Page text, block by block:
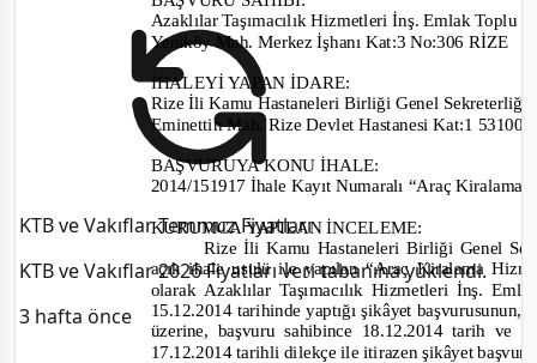
KTB ve Vakıflar Temmuz Fiyatları
KTB ve Vakıflar 2026 Fiyatları veri tabanına yüklendi.
3 hafta önce
Azaklılar Taşımacılık Hizmetleri İnş. Emlak Toplu
Yeniköy Mah. Merkez İşhanı Kat:3 No:306 RİZE
İHALEYİ YAPAN İDARE:
Rize İli Kamu Hastaneleri Birliği Genel
Eminettin Mah. Rize Devlet Hastanesi Kat:1 53100
BAŞVURUYA KONU İHALE:
2014/151917 İhale Kayıt Numaralı “Araç Kiralama
KURUMCA YAPILAN İNCELEME:
Rize İli Kamu Hastaneleri Birliği Genel
açık ihale usulüileyapılan “Araç Kiralama
olarak Azaklılar Taşımacılık Hizmetleri İnş.
15.12.2014 tarihinde yaptığı şikâyet başvurusunun, i
üzerine, başvuru sahibince 18.12.2014 tarih ve
17.12.2014tarihli dilekçe ile itirazen şikâyet